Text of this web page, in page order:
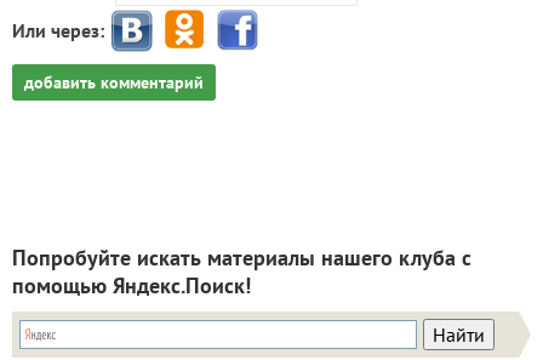
Или через:
добавить комментарий
Попробуйте искать материалы нашего клуба с
помощью Яндекс.Поиск!